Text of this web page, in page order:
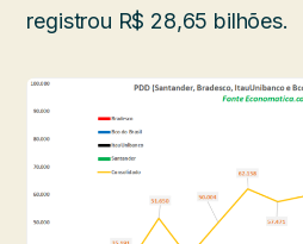
registrou R$ 28,65 bilhões.